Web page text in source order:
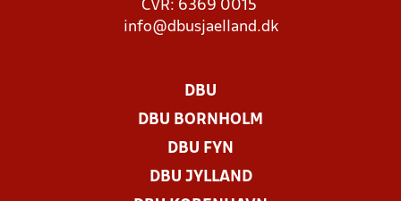
CVR: 6369 0015
info@dbusjaelland.dk
DBU
DBU BORNHOLM
DBU FYN
DBU JYLLAND